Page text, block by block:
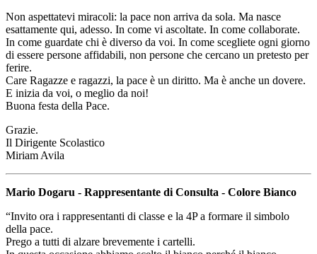
Non aspettatevi miracoli: la pace non arriva da sola. Ma nasce
esattamente qui, adesso. In come vi ascoltate. In come collaborate.
In come guardate chi è diverso da voi. In come scegliete ogni giorno
di essere persone affidabili, non persone che cercano un pretesto per
ferire.
Care Ragazze e ragazzi, la pace è un diritto. Ma è anche un dovere.
E inizia da voi, o meglio da noi!
Buona festa della Pace.
Grazie.
Il Dirigente Scolastico
Miriam Avila
Mario Dogaru - Rappresentante di Consulta - Colore Bianco
“Invito ora i rappresentanti di classe e la 4P a formare il simbolo
della pace.
Prego a tutti di alzare brevemente i cartelli.